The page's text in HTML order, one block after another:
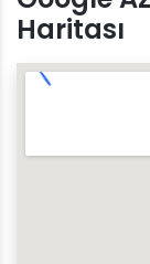
Haritası